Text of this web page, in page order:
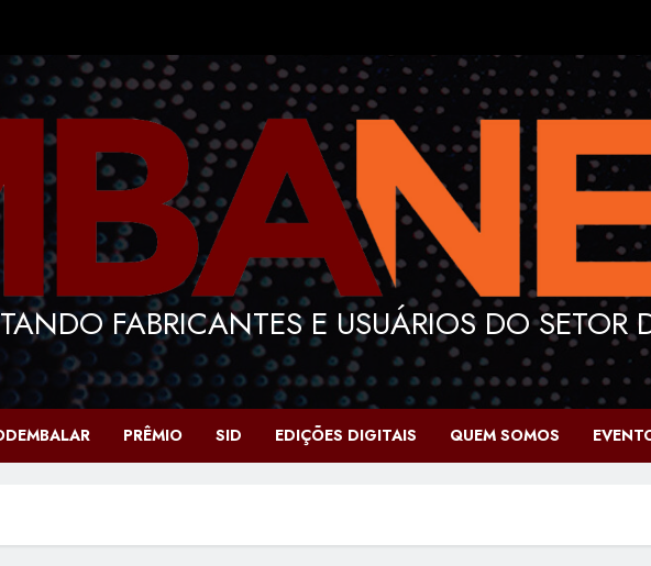
FABRICANTES E USUÁRIOS DO SETOR
PRÊMIO SID EDIÇÕES DIGITAIS QUEM SOMOS